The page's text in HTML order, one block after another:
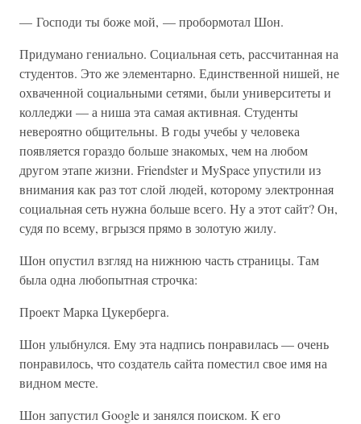
— Господи ты боже мой, — пробормотал Шон.
Придумано гениально. Социальная сеть, рассчитанная на
студентов. Это же элементарно. Единственной нишей, не
охваченной социальными сетями, были университеты и
колледжи — а ниша эта самая активная. Студенты
невероятно общительны. В годы учебы у человека
появляется гораздо больше знакомых, чем на любом
другом этапе жизни. Friendster и MySpace упустили из
внимания как раз тот слой людей, которому электронная
социальная сеть нужна больше всего. Ну а этот сайт? Он,
судя по всему, вгрызся прямо в золотую жилу.
Шон опустил взгляд на нижнюю часть страницы. Там
была одна любопытная строчка:
Проект Марка Цукерберга.
Шон улыбнулся. Ему эта надпись понравилась — очень
понравилось, что создатель сайта поместил свое имя на
видном месте.
Шон запустил Google и занялся поиском. К его